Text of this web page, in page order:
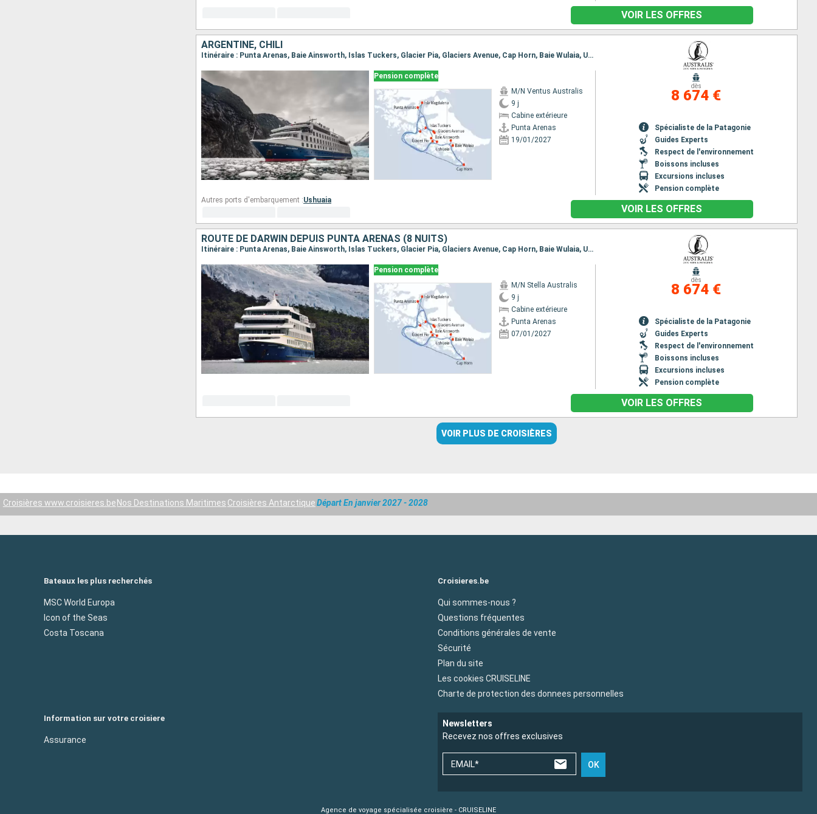
VOIR LES OFFRES
ARGENTINE, CHILI
Itinéraire : Punta Arenas, Baie Ainsworth, Islas Tuckers, Glacier Pia, Glaciers Avenue, Cap Horn, Baie Wulaia, Ushuaia, Cap Horn, Baie Wulaia, Glacier Pia, Glacier Garibaldi, Glacier Agostini, Glacier Aguila, Isla Magdalena, Punta Arenas
Pension complète
M/N Ventus Australis
9 j
Cabine extérieure
Punta Arenas
19/01/2027
dès
8 674 €
Spécialiste de la Patagonie
Guides Experts
Respect de l'environnement
Boissons incluses
Excursions incluses
Pension complète
Autres ports d'embarquement :Ushuaia
VOIR LES OFFRES
ROUTE DE DARWIN DEPUIS PUNTA ARENAS (8 NUITS)
Itinéraire : Punta Arenas, Baie Ainsworth, Islas Tuckers, Glacier Pia, Glaciers Avenue, Cap Horn, Baie Wulaia, Ushuaia, Cap Horn, Baie Wulaia, Glacier Pia, Glacier Garibaldi, Glacier Agostini, Glacier Aguila, Isla Magdalena, Punta Arenas
Pension complète
M/N Stella Australis
9 j
Cabine extérieure
Punta Arenas
07/01/2027
dès
8 674 €
Spécialiste de la Patagonie
Guides Experts
Respect de l'environnement
Boissons incluses
Excursions incluses
Pension complète
VOIR LES OFFRES
VOIR PLUS DE CROISIÈRES
Croisières www.croisieres.be Nos Destinations Maritimes Croisières AntarctiqueDépart En janvier 2027 - 2028
Bateaux les plus recherchés
MSC World Europa
Icon of the Seas
Costa Toscana
Croisieres.be
Qui sommes-nous ?
Questions fréquentes
Conditions générales de vente
Sécurité
Plan du site
Les cookies CRUISELINE
Charte de protection des donnees personnelles
Information sur votre croisiere
Assurance
Newsletters
Recevez nos offres exclusives
EMAIL* OK
Agence de voyage spécialisée croisière - CRUISELINE